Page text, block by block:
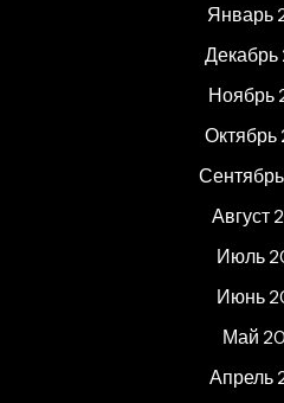
Январь
Декабрь
Ноябрь
Октябрь
Август
Июль
Июнь
Май
Апрель